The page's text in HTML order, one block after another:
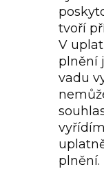
tvoří
V
plnění
vadu
plnění.